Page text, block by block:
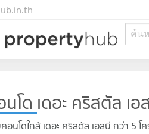
ค้น
นโด เดอะ คริสตัล เอ
อนโดใกล้ เดอะ คริสตัล เอสบี กว่า 5 โ